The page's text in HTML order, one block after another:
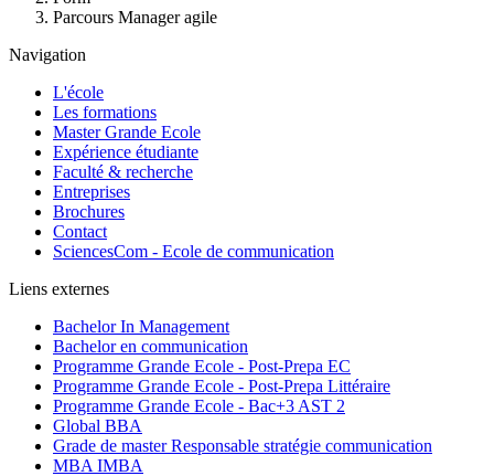
Parcours Manager agile
Navigation
L'école
Les formations
Master Grande Ecole
Expérience étudiante
Faculté & recherche
Entreprises
Brochures
Contact
SciencesCom - Ecole de communication
Liens externes
Bachelor In Management
Bachelor en communication
Programme Grande Ecole - Post-Prepa EC
Programme Grande Ecole - Post-Prepa Littéraire
Programme Grande Ecole - Bac+3 AST 2
Global BBA
Grade de master Responsable stratégie communication
MBA IMBA